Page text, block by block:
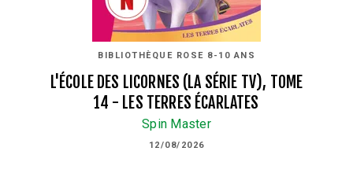
BIBLIOTHÈQUE ROSE 8-10 ANS
L'ÉCOLE DES LICORNES (LA SÉRIE TV), TOME
14 - LES TERRES ÉCARLATES
Spin Master
12/08/2026